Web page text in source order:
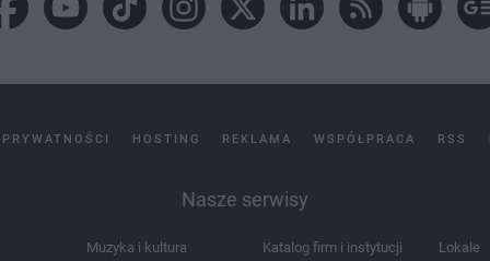
HOSTING REKLAMA WSPÓŁPRACA RSS
Nasze serwisy
Muzyka i kultura Katalog firm i instytucji Lokale